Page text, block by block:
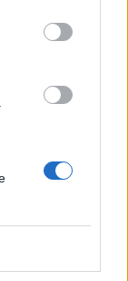
“Regulamento de
Insígnias e